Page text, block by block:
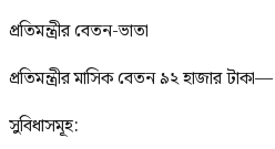
প্রতিমন্ত্রীর বেতন-ভাতা
প্রতিমন্ত্রীর মাসিক বেতন ৯২ হাজার
সুবিধাসমূহ: